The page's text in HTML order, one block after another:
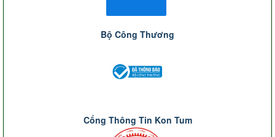
Bộ Công Thương
Cổng Thông Tin Kon Tum